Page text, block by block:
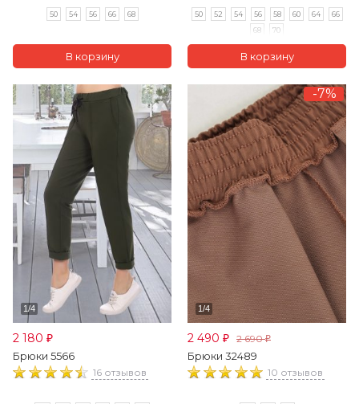
50 54 56 66 68 50 52 54 56 58 60 64
66
68
70
2 180 ₽
Брюки 5566
16 отзывов
-7%
2 490 ₽ 2 690₽
Брюки 32489
10 отзывов